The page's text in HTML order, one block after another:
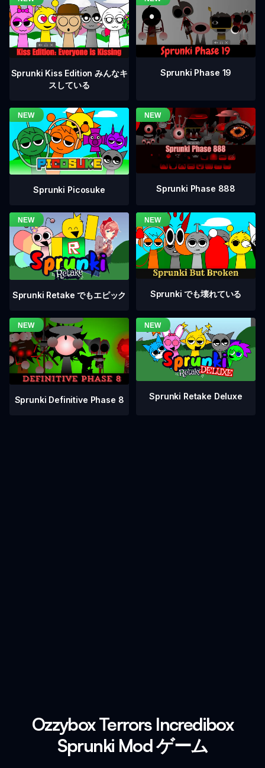
Sprunki Kiss Edition みんなキ
スしている
Sprunki Phase 19
Sprunki Picosuke Sprunki Phase 888
Sprunki Retake でもエピック Sprunki でも壊れている
Sprunki Definitive Phase 8 Sprunki Retake Deluxe
Ozzybox Terrors Incredibox
Sprunki Mod ゲーム